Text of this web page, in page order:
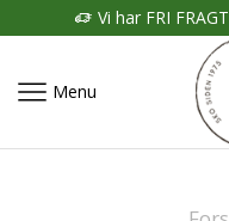
Vi har FRI
Menu